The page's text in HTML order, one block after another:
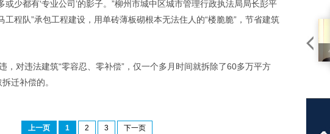
或少都有‘专业公司’的影子。”柳州市城中区城市管理行政执法局局长彭平
工程队”承包工程建设，用单砖薄板砌根本无法住人的“楼脆脆”，节省建筑
，对违法建筑“零容忍、零补偿”，仅一个多月时间就拆除了60多万平方
迁补偿的。
上一页 1 2 3 下一页